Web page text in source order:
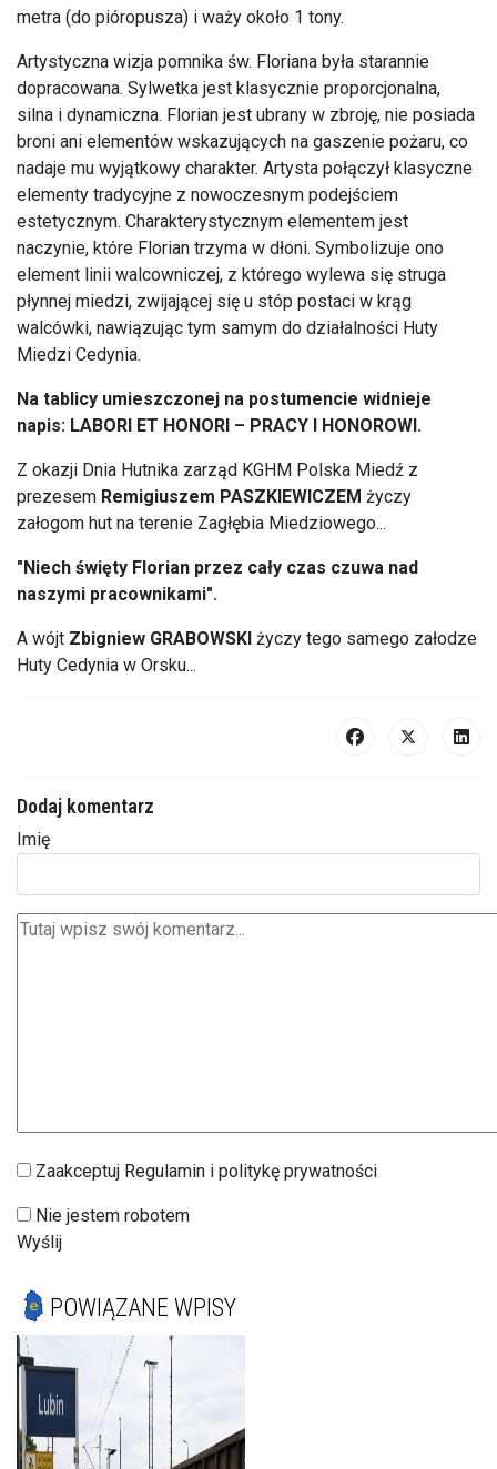
metra (do pióropusza) i waży około 1 tony.
Artystyczna wizja pomnika św. Floriana była starannie
dopracowana. Sylwetka jest klasycznie proporcjonalna,
silna i dynamiczna. Florian jest ubrany w zbroję, nie posiada
broni ani elementów wskazujących na gaszenie pożaru, co
nadaje mu wyjątkowy charakter. Artysta połączył klasyczne
elementy tradycyjne z nowoczesnym podejściem
estetycznym. Charakterystycznym elementem jest
naczynie, które Florian trzyma w dłoni. Symbolizuje ono
element linii walcowniczej, z którego wylewa się struga
płynnej miedzi, zwijającej się u stóp postaci w krąg
walcówki, nawiązując tym samym do działalności Huty
Miedzi Cedynia.
Na tablicy umieszczonej na postumencie widnieje
napis: LABORI ET HONORI – PRACY I HONOROWI.
Z okazji Dnia Hutnika zarząd KGHM Polska Miedź z
prezesem Remigiuszem PASZKIEWICZEM życzy
załogom hut na terenie Zagłębia Miedziowego...
"Niech święty Florian przez cały czas czuwa nad
naszymi pracownikami".
A wójt Zbigniew GRABOWSKI życzy tego samego załodze
Huty Cedynia w Orsku...
Dodaj komentarz
Imię
Zaakceptuj Regulamin i politykę prywatności
Nie jestem robotem
Wyślij
POWIĄZANE WPISY